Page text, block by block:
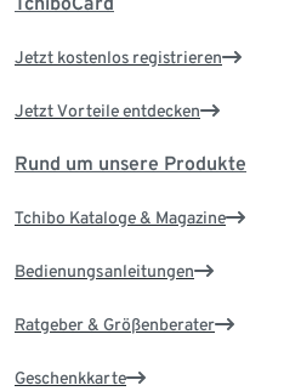
Jetzt kostenlos registrieren
Jetzt Vorteile entdecken
Rund um unsere Produkte
Tchibo Kataloge & Magazine
Bedienungsanleitungen
Ratgeber & Größenberater
Geschenkkarte